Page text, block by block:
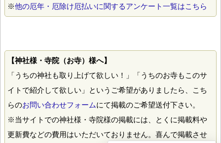
※他の厄年・厄除け厄払いに関するアンケート一覧はこちら
【神社様・寺院（お寺）様へ】
「うちの神社も取り上げて欲しい！」「うちのお寺もこのサ
イトで紹介して欲しい」というご希望がありましたら、こち
らのお問い合わせフォームにて掲載のご希望送付下さい。
※当サイトでの神社様・寺院様の掲載には、とくに掲載料や
更新費などの費用はいただいておりません。喜んで掲載させ